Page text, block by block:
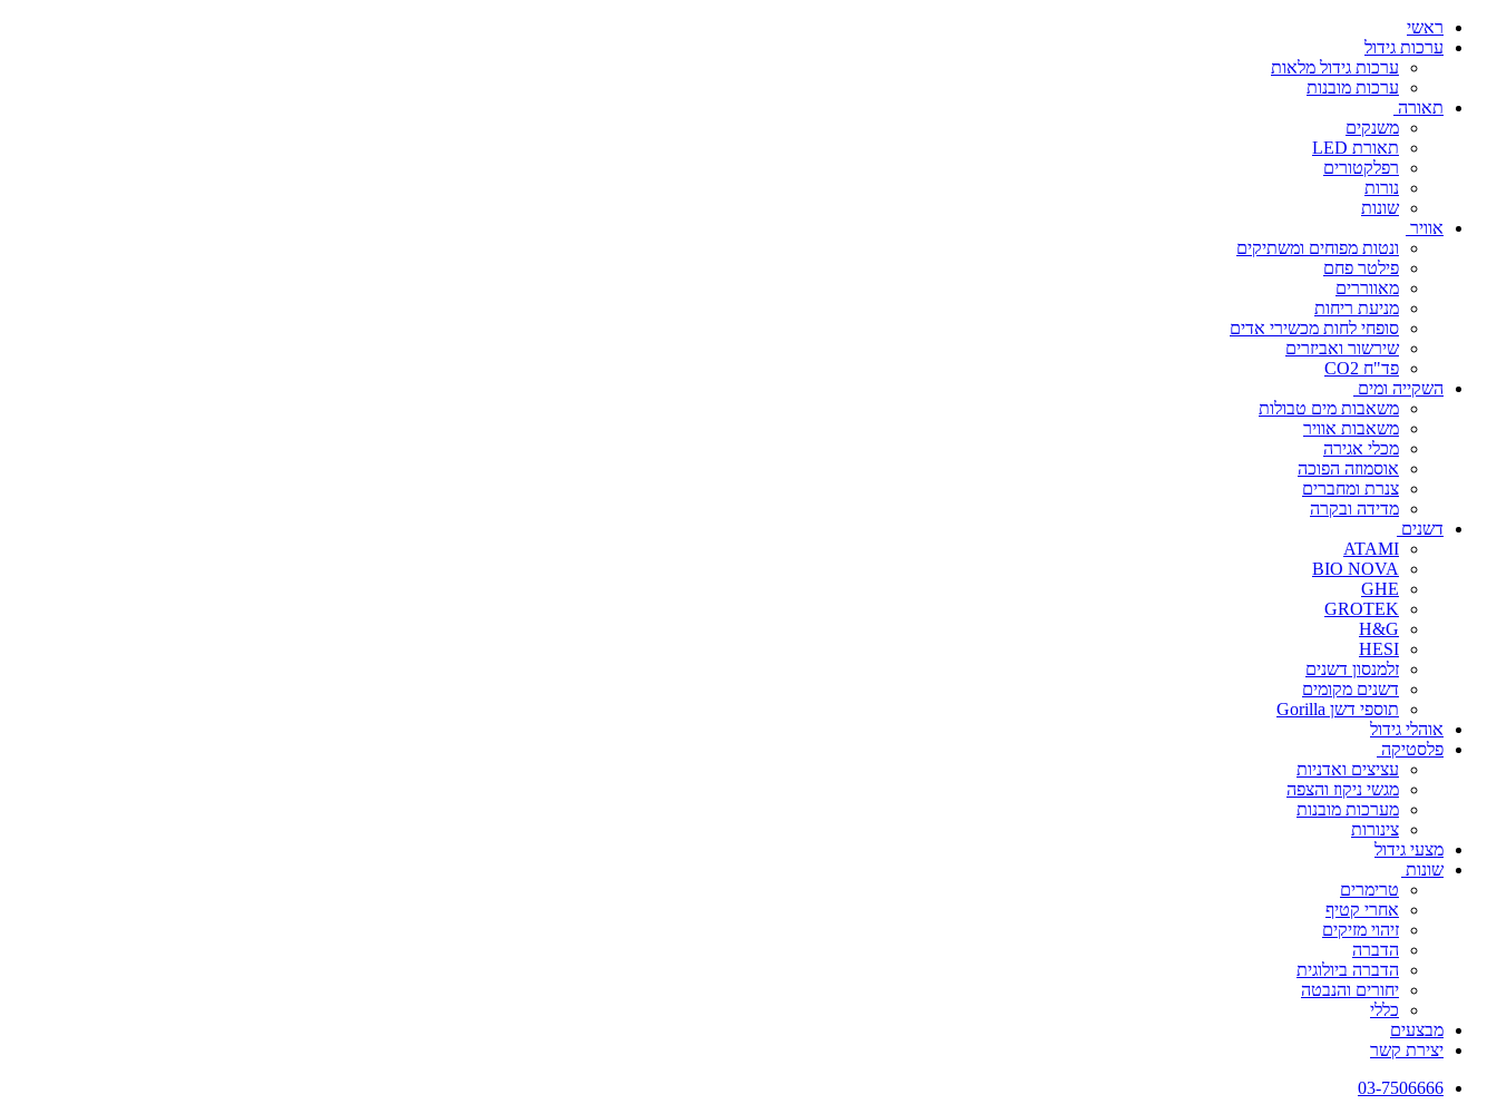
ראשי
ערכות גידול
ערכות גידול מלאות
ערכות מובנות
תאורה
משנקים
תאורת LED
רפלקטורים
נורות
שונות
אוויר
ונטות מפוחים ומשתיקים
פילטר פחם
מאווררים
מניעת ריחות
סופחי לחות מכשירי אדים
שירשור ואביזרים
פד"ח CO2
השקייה ומים
משאבות מים טבולות
משאבות אוויר
מכלי אגירה
אוסמוזה הפוכה
צנרת ומחברים
מדידה ובקרה
דשנים
ATAMI
BIO NOVA
GHE
GROTEK
H&G
HESI
זלמנסון דשנים
דשנים מקומים
תוספי דשן Gorilla
אוהלי גידול
פלסטיקה
עציצים ואדניות
מגשי ניקוז והצפה
מערכות מובנות
צינורות
מצעי גידול
שונות
טרימרים
אחרי קטיף
זיהוי מזיקים
הדברה
הדברה ביולוגית
יחורים והנבטה
כללי
מבצעים
יצירת קשר
03-7506666